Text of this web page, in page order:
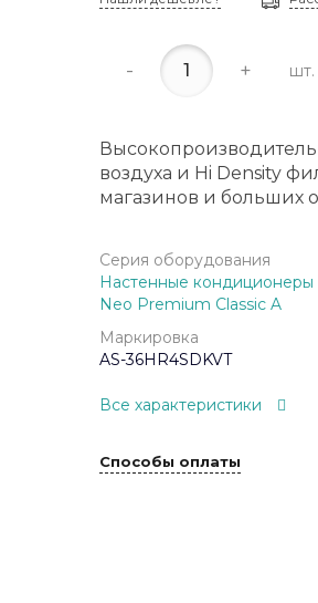
- + шт.
воздуха и Hi Density
магазинов и больших
Серия оборудования
Настенные кондиционеры
Neo Premium Classic A
Маркировка
AS-36HR4SDKVT
Все характеристики
Способы оплаты